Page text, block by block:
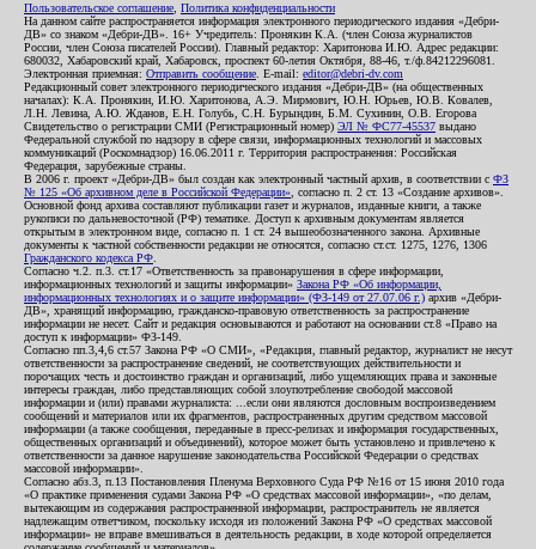
Пользовательское соглашение Политика конфиденциальности
На данном сайте распространяется информация электронного периодического издания «Дебри-
ДВ» со знаком «Дебри-ДВ». 16+ Учредитель: Пронякин К.А. (член Союза журналистов
России, член Союза писателей России). Главный редактор: Харитонова И.Ю. Адрес редакции:
680032, Хабаровский край, Хабаровск, проспект 60-летия Октября, 88-46, т./ф.84212296081.
Электронная приемная: Отправить сообщение . E-mail: editor@debri-dv.com
Редакционный совет электронного периодического издания «Дебри-ДВ» (на общественных
началах): К.А. Пронякин, И.Ю. Харитонова, А.Э. Мирмович, Ю.Н. Юрьев, Ю.В. Ковалев,
Л.Н. Левина, А.Ю. Жданов, Е.Н. Голубь, С.Н. Бурындин, Б.М. Сухинин, О.В. Егорова
Свидетельство о регистрации СМИ (Регистрационный номер) ЭЛ № ФС77-45537 выдано
Федеральной службой по надзору в сфере связи, информационных технологий и массовых
коммуникаций (Роскомнадзор) 16.06.2011 г. Территория распространения: Российская
Федерация, зарубежные страны.
В 2006 г. проект «Дебри-ДВ» был создан как электронный частный архив, в соответствии с ФЗ
№ 125 «Об архивном деле в Российской Федерации» , согласно п. 2 ст. 13 «Создание архивов».
Основной фонд архива составляют публикации газет и журналов, изданные книги, а также
рукописи по дальневосточной (РФ) тематике. Доступ к архивным документам является
открытым в электронном виде, согласно п. 1 ст. 24 вышеобозначенного закона. Архивные
документы к частной собственности редакции не относятся, согласно ст.ст. 1275, 1276, 1306
Гражданского кодекса РФ
Согласно ч.2. п.3. ст.17 «Ответственность за правонарушения в сфере информации,
информационных технологий и защиты информации» Закона РФ «Об информации,
информационных технологиях и о защите информации» (ФЗ-149 от 27.07.06 г.) архив «Дебри-
ДВ», хранящий информацию, гражданско-правовую ответственность за распространение
информации не несет. Сайт и редакция основываются и работают на основании ст.8 «Право на
доступ к информации» ФЗ-149.
Согласно пп.3,4,6 ст.57 Закона РФ «О СМИ», «Редакция, главный редактор, журналист не несут
ответственности за распространение сведений, не соответствующих действительности и
порочащих честь и достоинство граждан и организаций, либо ущемляющих права и законные
интересы граждан, либо представляющих собой злоупотребление свободой массовой
информации и (или) правами журналиста: ...если они являются дословным воспроизведением
сообщений и материалов или их фрагментов, распространенных другим средством массовой
информации (а также сообщения, переданные в пресс-релизах и информация государственных,
общественных организаций и объединений), которое может быть установлено и привлечено к
ответственности за данное нарушение законодательства Российской Федерации о средствах
массовой информации».
Согласно абз.3, п.13 Постановления Пленума Верховного Суда РФ №16 от 15 июня 2010 года
«О практике применения судами Закона РФ «О средствах массовой информации», «по делам,
вытекающим из содержания распространенной информации, распространитель не является
надлежащим ответчиком, поскольку исходя из положений Закона РФ «О средствах массовой
информации» не вправе вмешиваться в деятельность редакции, в ходе которой определяется